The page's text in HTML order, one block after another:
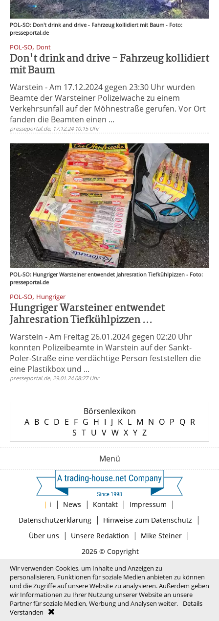
POL-SO: Don't drink and drive - Fahrzeug kollidiert mit Baum - Foto:
presseportal.de
POL-SO, Dont
Don't drink and drive - Fahrzeug kollidiert
mit Baum
Warstein - Am 17.12.2024 gegen 23:30 Uhr wurden
Beamte der Warsteiner Polizeiwache zu einem
Verkehrsunfall auf der Möhnestraße gerufen. Vor Ort
fanden die Beamten einen ...
presseportal.de, 17.12.24 10:15 Uhr
POL-SO: Hungriger Warsteiner entwendet Jahresration Tiefkühlpizzen - Foto:
presseportal.de
POL-SO, Hungriger
Hungriger Warsteiner entwendet
Jahresration Tiefkühlpizzen ...
Warstein - Am Freitag 26.01.2024 gegen 02:20 Uhr
konnten Polizeibeamte in Warstein auf der Sankt-
Poler-Straße eine verdächtige Person feststellen die
eine Plastikbox und ...
presseportal.de, 29.01.24 08:27 Uhr
Börsenlexikon
A B C D E F G H I J K L M N O P Q R
S T U V W X Y Z
Menü
| i | News | Kontakt | Impressum |
Datenschutzerklärung| Hinweise zum Datenschutz |
Über uns | Unsere Redaktion | Mike Steiner|
2026 © Copyright
Wir verwenden Cookies, um Inhalte und Anzeigen zu
personalisieren, Funktionen für soziale Medien anbieten zu können
und die Zugriffe auf unsere Website zu analysieren. Außerdem geben
wir Informationen zu Ihrer Nutzung unserer Website an unsere
Partner für soziale Medien, Werbung und Analysen weiter.
Details
Verstanden